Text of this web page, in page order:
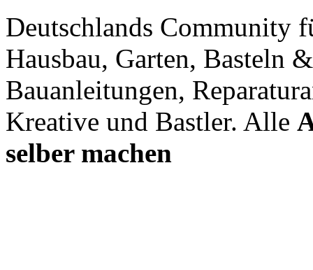
Deutschlands Community
Hausbau, Garten, Basteln
Bauanleitungen,
Kreative und Bastler. Alle
selber machen